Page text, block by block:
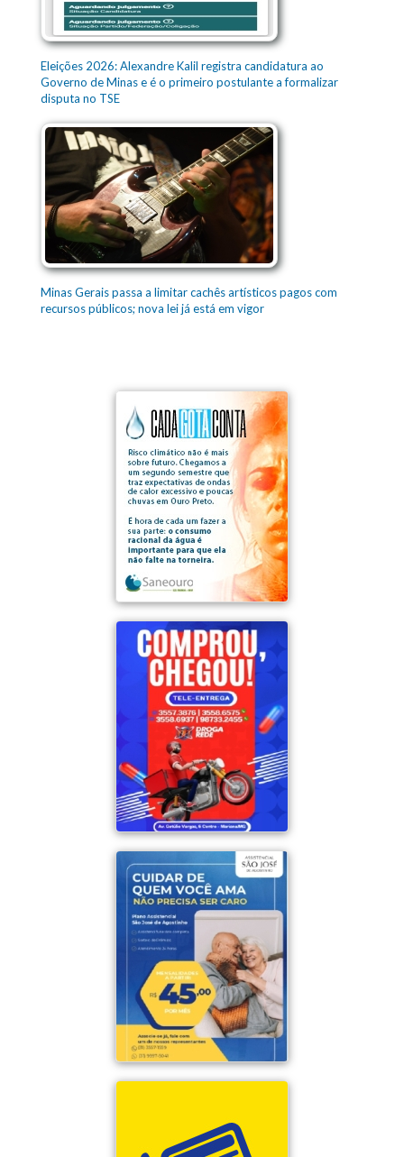
Eleições 2026: Alexandre Kalil registra candidatura ao
Governo de Minas e é o primeiro postulante a formalizar
disputa no TSE
Minas Gerais passa a limitar cachês artísticos pagos com
recursos públicos; nova lei já está em vigor